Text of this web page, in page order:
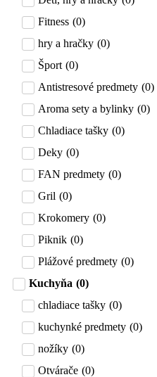
Fitness (0)
hry a hračky (0)
Šport (0)
Antistresové predmety (0)
Aroma sety a bylinky (0)
Chladiace tašky (0)
Deky (0)
FAN predmety (0)
Gril (0)
Krokomery (0)
Piknik (0)
Plážové predmety (0)
Kuchyňa (0)
chladiace tašky (0)
kuchynké predmety (0)
nožíky (0)
Otvárače (0)